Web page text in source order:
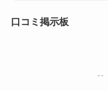
口コミ掲示板